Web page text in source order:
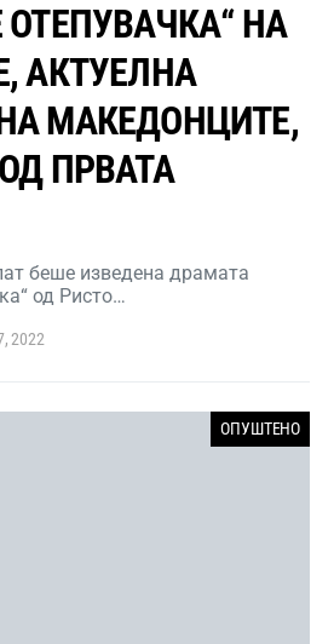
ОТЕПУВАЧКА“ НА
АКТУЕЛНА
МАКЕДОНЦИТЕ,
ПРВАТА
беше изведена драмата
од Ристо…
2022
ОПУШТЕНО